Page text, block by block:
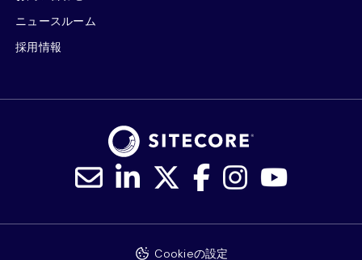
ニュースルーム
採用情報
Cookieの設定